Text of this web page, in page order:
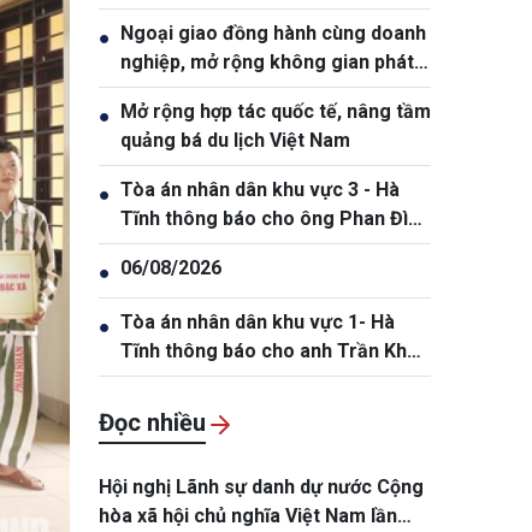
tranh
● Ngoại giao đồng hành cùng doanh
nghiệp, mở rộng không gian phát
triển cho Việt Nam
● Mở rộng hợp tác quốc tế, nâng tầm
quảng bá du lịch Việt Nam
● Tòa án nhân dân khu vực 3 - Hà
Tĩnh thông báo cho ông Phan Đình
Thắng, sinh năm 2005
● 06/08/2026
● Tòa án nhân dân khu vực 1- Hà
Tĩnh thông báo cho anh Trần Khắc
Thanh, sinh năm 1988.
Đọc nhiều
Hội nghị Lãnh sự danh dự nước Cộng
hòa xã hội chủ nghĩa Việt Nam lần